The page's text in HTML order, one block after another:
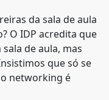
da sala de aula
O IDP acredita que
de aula, mas
que só se
networking é